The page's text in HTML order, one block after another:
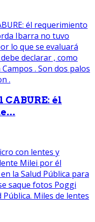
él